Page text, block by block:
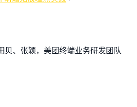
贝、张颖，美团终端业务研发团队